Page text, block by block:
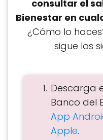
consultar el
Bienestar en
¿Cómo lo
sigue los
Descarga
Banco del
App
Apple.